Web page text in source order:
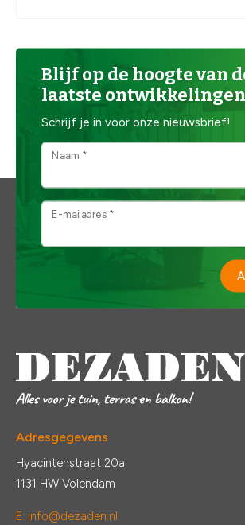
Blijf op de hoogte van
laatste
Schrijf je in voor onze nieuwsbrief!
Naam *
E-mailadres *
Adresgegevens
Hyacintenstraat 20a
1131 HW Volendam
E: info@dezaden.nl